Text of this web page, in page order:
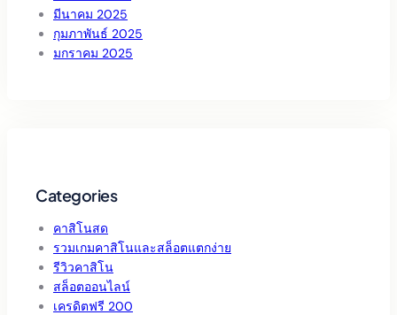
มีนาคม 2025
กุมภาพันธ์ 2025
มกราคม 2025
Categories
คาสิโนสด
รวมเกมคาสิโนและสล็อตแตกง่าย
รีวิวคาสิโน
สล็อตออนไลน์
เครดิตฟรี 200